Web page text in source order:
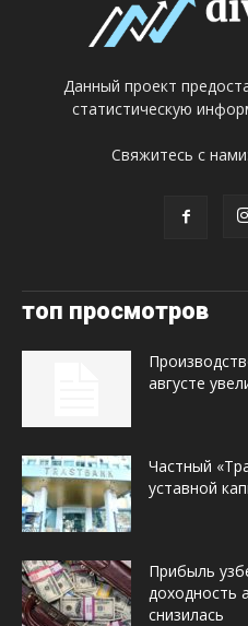
Данный проект
статистическую
Свяжитесь с нами:
топ просмотров
августе
Частный
уставной
Прибыль
доходность
снизилась